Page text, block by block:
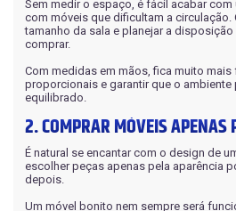
Trabalhe
Siga nas redes sociais
Sem medir o espaço, é fácil acabar
com móveis que dificultam a circulação.
tamanho da sala e planejar a
comprar.
Com medidas em mãos, fica muito
proporcionais e garantir que o
equilibrado.
2. COMPRAR MÓVEIS APENAS
É natural se encantar com o design de
escolher peças apenas pela aparência
depois.
Um móvel bonito nem sempre será